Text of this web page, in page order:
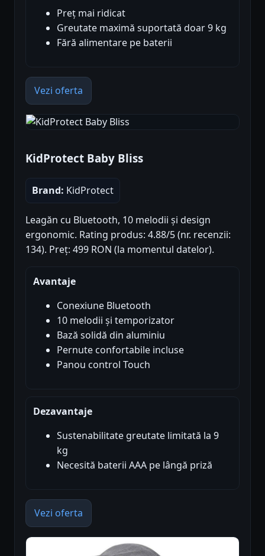
Preț mai ridicat
Greutate maximă suportată doar 9 kg
Fără alimentare pe baterii
Vezi oferta
KidProtect Baby Bliss
Brand: KidProtect
Leagăn cu Bluetooth, 10 melodii și design
ergonomic. Rating produs: 4.88/5 (nr. recenzii:
134). Preț: 499 RON (la momentul datelor).
Avantaje
Conexiune Bluetooth
10 melodii și temporizator
Bază solidă din aluminiu
Pernute confortabile incluse
Panou control Touch
Dezavantaje
Sustenabilitate greutate limitată la 9
kg
Necesită baterii AAA pe lângă priză
Vezi oferta